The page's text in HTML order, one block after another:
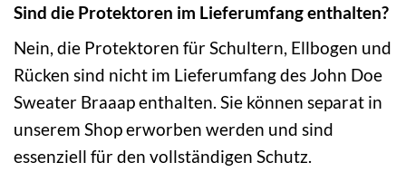
Sind die Protektoren im Lieferumfang enthalten?
Nein, die Protektoren für Schultern, Ellbogen und
Rücken sind nicht im Lieferumfang des John Doe
Sweater Braaap enthalten. Sie können separat in
unserem Shop erworben werden und sind
essenziell für den vollständigen Schutz.